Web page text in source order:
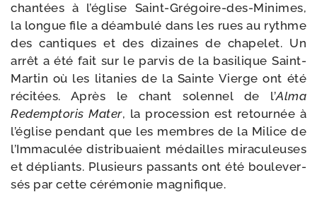
chan­tées à l’église Saint-​Grégoire-​des-​Minimes,
la longue file a déam­bu­lé dans les rues au rythme
des can­tiques et des dizaines de cha­pe­let. Un
arrêt a été fait sur le par­vis de la basi­lique Saint-​
Martin où les lita­nies de la Sainte Vierge ont été
réci­tées. Après le chant solen­nel de l’Alma
Redemptoris Mater, la pro­ces­sion est retour­née à
l’église pen­dant que les membres de la Milice de
l’Immaculée dis­tri­buaient médailles mira­cu­leuses
et dépliants. Plusieurs pas­sants ont été bou­le­ver­
sés par cette céré­mo­nie magnifique.